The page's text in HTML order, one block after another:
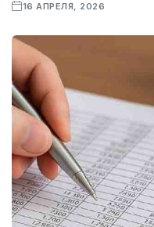
16 АПРЕЛЯ, 2026